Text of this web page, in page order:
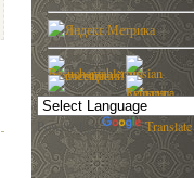
Powered by Translate